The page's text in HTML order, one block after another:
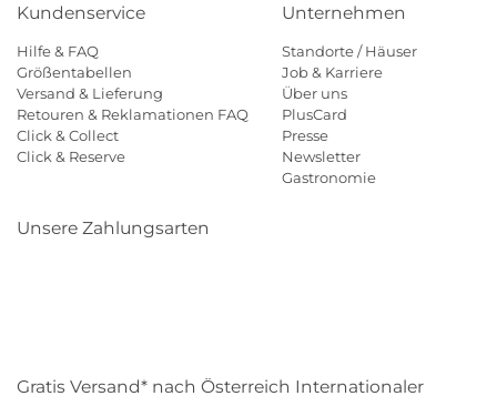
Kundenservice
Hilfe & FAQ
Größentabellen
Versand & Lieferung
Retouren & Reklamationen FAQ
Click & Collect
Click & Reserve
Unternehmen
Standorte / Häuser
Job & Karriere
Über uns
PlusCard
Presse
Newsletter
Gastronomie
Unsere Zahlungsarten
Gratis Versand* nach Österreich Internationaler